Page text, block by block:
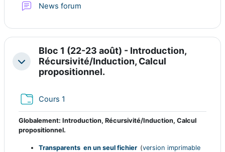
News forum
Replier
Bloc 1 (22-23 août) - Introduction,
Récursivité/Induction, Calcul
propositionnel.
Cours 1
Globalement: Introduction, Récursivité/Induction, Calcul
propositionnel.
Transparents en un seul fichier (version imprimable